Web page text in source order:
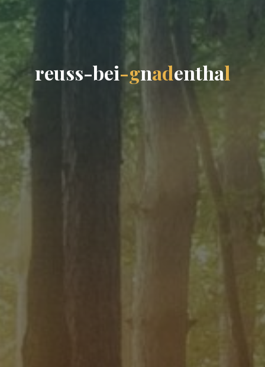
reuss-bei-gnadenthal